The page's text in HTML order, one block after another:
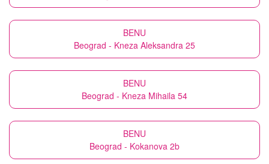
BENU
Beograd - Kneza Aleksandra 25
BENU
Beograd - Kneza Mihaila 54
BENU
Beograd - Kokanova 2b